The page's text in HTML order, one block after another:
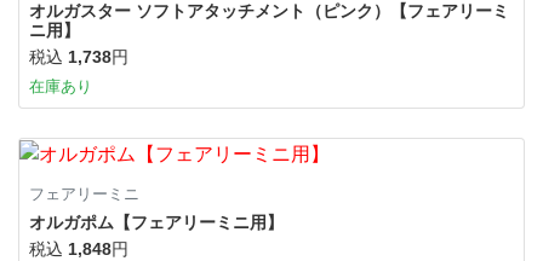
オルガスター ソフトアタッチメント（ピンク）【フェアリーミ
ニ用】
税込 1,738円
在庫あり
フェアリーミニ
オルガポム【フェアリーミニ用】
税込 1,848円